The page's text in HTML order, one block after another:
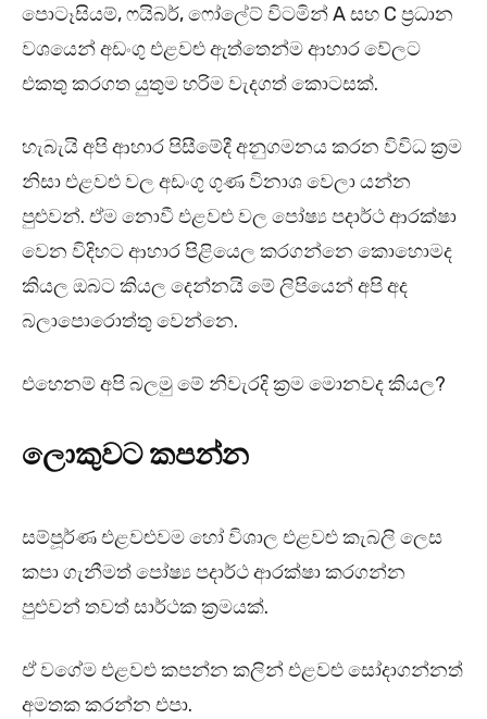
පොටෑසියම්, ෆයිබර්, ෆෝලේට් විටමින් A සහ C ප්‍රධාන
වශයෙන් අඩංගු එළවළු ඇත්තෙන්ම ආහාර වේලට
එකතු කරගත යුතුම හරිම වැදගත් කොටසක්.
හැබැයි අපි ආහාර පිසීමේදී අනුගමනය කරන විවිධ ක්‍රම
නිසා එළවළු වල අඩංගු ගුණ විනාශ වෙලා යන්න
පුළුවන්. ඒම නොවී එළවළු වල පෝෂ්‍ය පදාර්ථ ආරක්ෂා
වෙන විදිහට ආහාර පිළියෙල කරගන්නෙ කොහොමද
කියල ඔබට කියල දෙන්නයි මේ ලිපියෙන් අපි අද
බලාපොරොත්තු වෙන්නෙ.
එහෙනම් අපි බලමු මේ නිවැරදි ක්‍රම මොනවද කියල?
ලොකුවට කපන්න
සම්පූර්ණ එළවළුවම හෝ විශාල එළවළු කැබලි ලෙස
කපා ගැනීමත් පෝෂ්‍ය පදාර්ථ ආරක්ෂා කරගන්න
පුළුවන් තවත් සාර්ථක ක්‍රමයක්.
ඒ වගේම එළවළු කපන්න කලින් එළවළු සෝදාගන්නත්
අමතක කරන්න එපා.